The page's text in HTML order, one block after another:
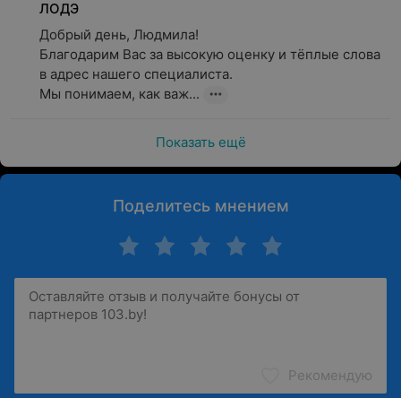
ЛОДЭ
Добрый день, Людмила!
Благодарим Вас за высокую оценку и тёплые слова
в адрес нашего специалиста.
Мы понимаем, как важ...
Показать ещё
Поделитесь мнением
Рекомендую